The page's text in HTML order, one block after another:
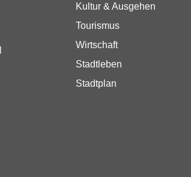
Kultur & Ausgehen
Tourismus
Wirtschaft
Stadtleben
Stadtplan